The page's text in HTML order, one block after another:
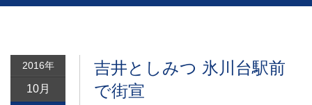
2016年
10月
吉井としみつ 氷川台駅前
で街宣